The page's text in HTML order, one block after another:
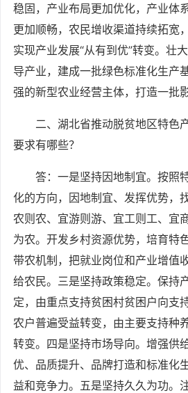
稳固，产业布局更加优化，产业体
更加顺畅，农民增收渠道持续拓宽
实现产业发展“从有到优”转变。壮
导产业，建成一批绿色标准化生产
强的新型农业经营主体，打造一批
二、湖北省推动脱贫地区特色
要求有哪些？
答：一是坚持因地制宜。按照
化的方向，因地制宜、发挥优势，
农则农、宜游则游、宜工则工、宜
为农。开发乡村资源优势，培育特
带农机制，把就业岗位和产业增值
给农民。三是坚持政策稳定。保持
定，由重点支持贫困村贫困户向支
农户普遍受益转变，由主要支持种
转变。四是坚持市场导向。增强供
优、品质提升、品牌打造和标准化
益和竞争力。五是坚持久久为功。